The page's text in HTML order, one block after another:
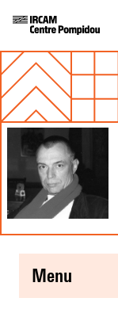
menu